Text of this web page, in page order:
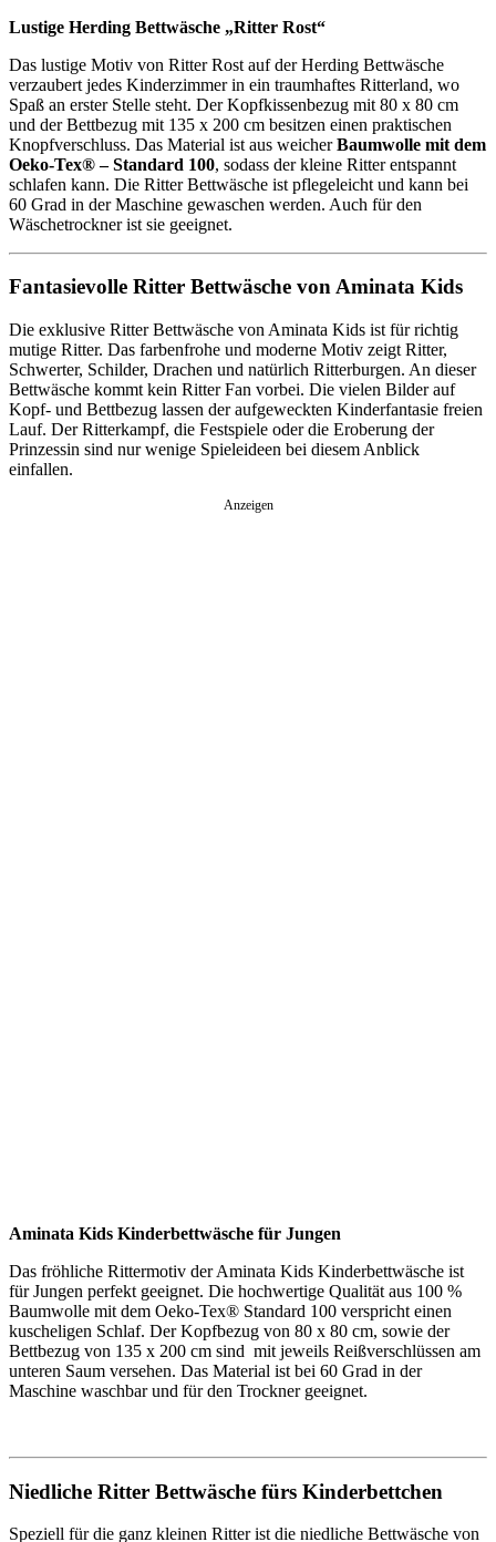
Lustige Herding Bettwäsche „Ritter Rost“
Das lustige Motiv von Ritter Rost auf der Herding Bettwäsche
verzaubert jedes Kinderzimmer in ein traumhaftes Ritterland, wo
Spaß an erster Stelle steht. Der Kopfkissenbezug mit 80 x 80 cm
und der Bettbezug mit 135 x 200 cm besitzen einen praktischen
Knopfverschluss. Das Material ist aus weicherBaumwolle mit dem
Oeko-Tex® – Standard 100, sodass der kleine Ritter entspannt
schlafen kann. Die Ritter Bettwäsche ist pflegeleicht und kann bei
60 Grad in der Maschine gewaschen werden. Auch für den
Wäschetrockner ist sie geeignet.
Fantasievolle Ritter Bettwäsche von Aminata Kids
Die exklusive Ritter Bettwäsche von Aminata Kids ist für richtig
mutige Ritter. Das farbenfrohe und moderne Motiv zeigt Ritter,
Schwerter, Schilder, Drachen und natürlich Ritterburgen. An dieser
Bettwäsche kommt kein Ritter Fan vorbei. Die vielen Bilder auf
Kopf- und Bettbezug lassen der aufgeweckten Kinderfantasie freien
Lauf. Der Ritterkampf, die Festspiele oder die Eroberung der
Prinzessin sind nur wenige Spieleideen bei diesem Anblick
einfallen.
Anzeigen
Aminata Kids Kinderbettwäsche für Jungen
Das fröhliche Rittermotiv der Aminata Kids Kinderbettwäsche ist
für Jungen perfekt geeignet. Die hochwertige Qualität aus 100 %
Baumwolle mit dem Oeko-Tex® Standard 100 verspricht einen
kuscheligen Schlaf. Der Kopfbezug von 80 x 80 cm, sowie der
Bettbezug von 135 x 200 cm sind mit jeweils Reißverschlüssen am
unteren Saum versehen. Das Material ist bei 60 Grad in der
Maschine waschbar und für den Trockner geeignet.
Niedliche Ritter Bettwäsche fürs Kinderbettchen
Speziell für die ganz kleinen Ritter ist die niedliche Bettwäsche von